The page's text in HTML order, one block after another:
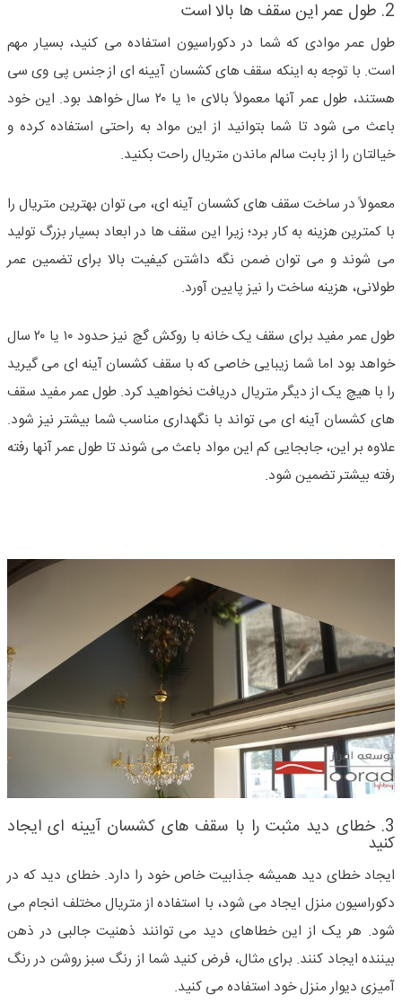
2. طول عمر این سقف ها بالا است
طول عمر موادی که شما در دکوراسیون استفاده می کنید، بسیار مهم
است. با توجه به اینکه سقف های کشسان آیینه ای از جنس پی وی سی
هستند، طول عمر آنها معمولاً بالای ۱۰ یا ۲۰ سال خواهد بود. این خود
باعث می شود تا شما بتوانید از این مواد به راحتی استفاده کرده و
خیالتان را از بابت سالم ماندن متریال راحت بکنید.
معمولاً در ساخت سقف های کشسان آینه ای، می توان بهترین متریال را
با کمترین هزینه به کار برد؛ زیرا این سقف ها در ابعاد بسیار بزرگ تولید
می شوند و می توان ضمن نگه داشتن کیفیت بالا برای تضمین عمر
طولانی، هزینه ساخت را نیز پایین آورد.
طول عمر مفید برای سقف یک خانه با روکش گچ نیز حدود ۱۰ یا ۲۰ سال
خواهد بود اما شما زیبایی خاصی که با سقف کشسان آینه ای می گیرید
را با هیچ یک از دیگر متریال دریافت نخواهید کرد. طول عمر مفید سقف
های کشسان آینه ای می تواند با نگهداری مناسب شما بیشتر نیز شود.
علاوه بر این، جابجایی کم این مواد باعث می شوند تا طول عمر آنها رفته
رفته بیشتر تضمین شود.
3. خطای دید مثبت را با سقف های کشسان آیینه ای ایجاد
کنید
ایجاد خطای دید همیشه جذابیت خاص خود را دارد. خطای دید که در
دکوراسیون منزل ایجاد می شود، با استفاده از متریال مختلف انجام می
شود. هر یک از این خطاهای دید می توانند ذهنیت جالبی در ذهن
بیننده ایجاد کنند. برای مثال، فرض کنید شما از رنگ سبز روشن در رنگ
آمیزی دیوار منزل خود استفاده می کنید.